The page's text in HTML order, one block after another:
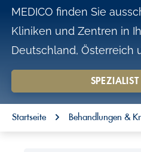
MEDICO finden Sie
Kliniken und Zentren in
Deutschland, Österreich
You are here:
Startseite Behandlungen &